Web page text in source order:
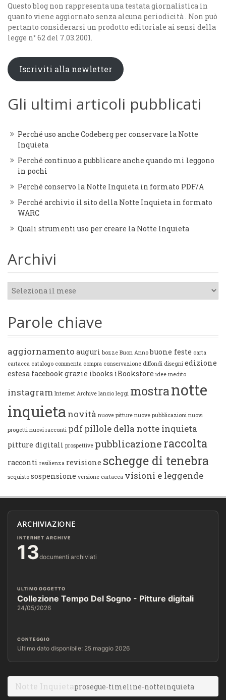
Questo blog non rappresenta una testata giornalistica in
quanto viene aggiornato senza alcuna periodicità . Non può
pertanto considerarsi un prodotto editoriale ai sensi della
legge n° 62 del 7.03.2001.
Iscriviti alla newletter
Gli ultimi articoli pubblicati
Perché uso anche Codeberg per conservare la Notte
Inquieta
Perché continuo a pubblicare anche quando mi leggono
in pochi
Perché conservo la Notte Inquieta in formato PDF/A
Perché archivio il sito della Notte Inquieta in formato
WARC
Quali strumenti uso per creare la Notte Inquieta
Archivi
Archivi
Parole chiave
aggiornamento auguri bozze Buon Anno buone feste carta
cartacea catalogo commenta compra conservazione diffondi disegni edizione
estesa facebook grazie ibooks iBookstore idee inedito
instagram Internet Archive lancio leggi mostranotte
inquieta novità nuove pitture nuove pubblicazioni nuovi
progetti nuovi racconti pdfpillole della notte inquieta
pitture digitali prospettive pubblicazione raccolta
racconti resilienza revisione schegge di tenebra
scquisto sospensione versione cartacea visioni e leggende
ARCHIVIAZIONE
INTERNET ARCHIVE
13documenti archiviati
ULTIMO OGGETTO
Collezione Tempo Del Sogno - Pitture digitali
24/05/2026
CONTEGGIO
Ultimo dato disponibile: 25 maggio 2026
Notte Inquietaprosegue-timeline-notteinquieta